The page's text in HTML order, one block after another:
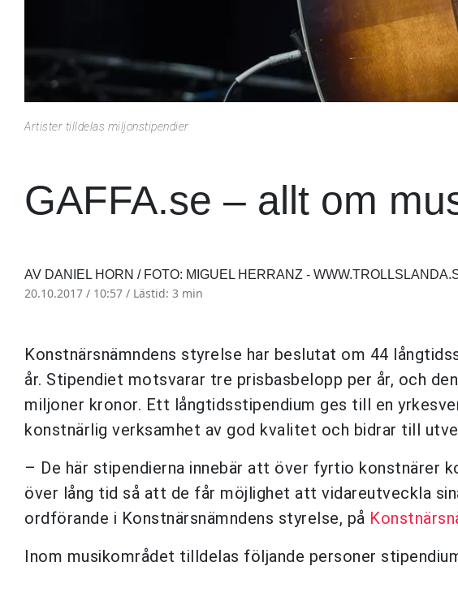
Artister tilldelas miljonstipendier
GAFFA.se – allt om
AV DANIEL HORN / FOTO: MIGUEL HERRANZ -
20.10.2017 / 10:57 / Lästid: 3 min
Konstnärsnämndens styrelse har beslutat om 44
år. Stipendiet motsvarar tre prisbasbelopp per år, och
miljoner kronor. Ett långtidsstipendium ges till en
konstnärlig verksamhet av god kvalitet och bidrar till
– De här stipendierna innebär att över fyrtio konstnärer
över lång tid så att de får möjlighet att vidareutveckla
ordförande i Konstnärsnämndens styrelse, på
Inom musikområdet tilldelas följande personer